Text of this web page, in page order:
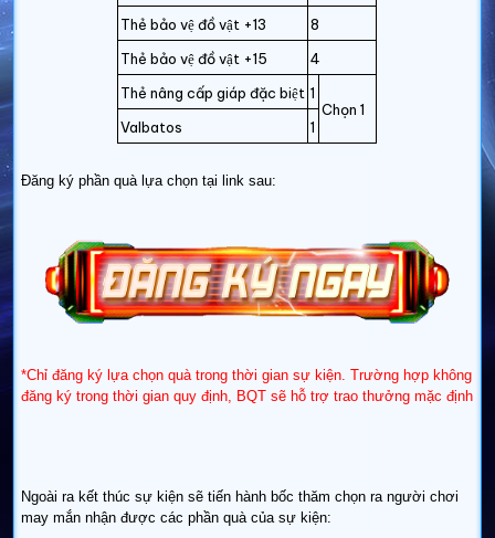
Thẻ bảo vệ đồ vật +13
8
Thẻ bảo vệ đồ vật +15
4
Thẻ nâng cấp giáp đặc biệt 1
Chọn 1
Valbatos
1
Đăng ký phần quà lựa chọn tại link sau:
*Chỉ đăng ký lựa chọn quà trong thời gian sự kiện. Trường hợp không
đăng ký trong thời gian quy định, BQT sẽ hỗ trợ trao thưởng mặc định
Ngoài ra kết thúc sự kiện sẽ tiến hành bốc thăm chọn ra người chơi
may mắn nhận được các phần quà của sự kiện: